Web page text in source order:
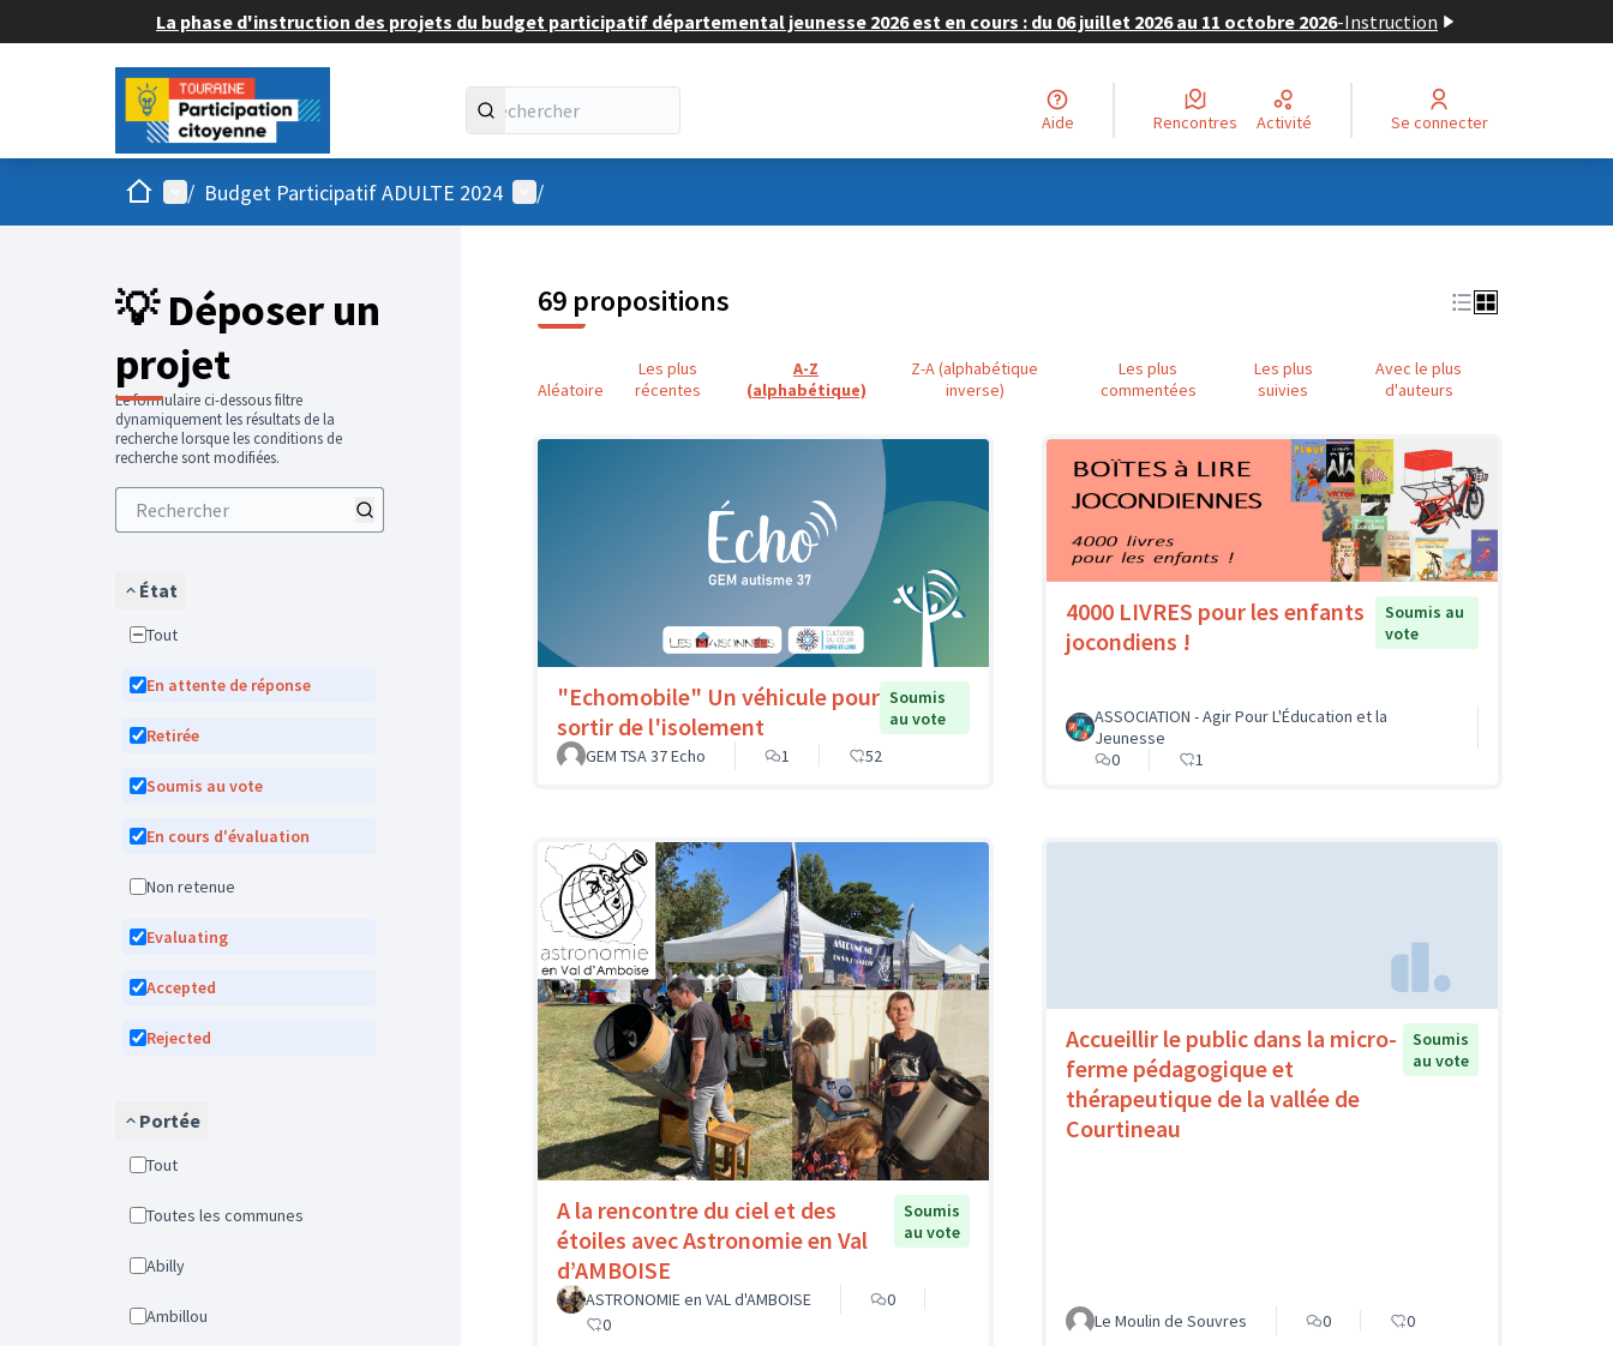
La phase d'instruction des projets du budget participatif départemental jeunesse 2026 est en cours : du 06 juillet 2026 au 11 octobre 2026-Instruction
Aide Rencontres Activité Se connecter
AccueilMenu principal
/ Budget Participatif ADULTE 2024 Menu utilisateur
/
💡 Déposer un
projet
Le formulaire ci-dessous filtre
dynamiquement les résultats de la
recherche lorsque les conditions de
recherche sont modifiées.
État
Tout
En attente de réponse
Retirée
Soumis au vote
En cours d'évaluation
Non retenue
Evaluating
Accepted
Rejected
Portée
Tout
Toutes les communes
Abilly
Ambillou
69 propositions
Aléatoire
Les plus
récentes
A-Z
(alphabétique)
Z-A (alphabétique
inverse)
Les plus
commentées
Les plus
suivies
Avec le plus
d'auteurs
"Echomobile" Un véhicule pour
sortir de l'isolement
Soumis
au vote
GEM TSA 37 Echo
1 52
4000 LIVRES pour les enfants
jocondiens !
Soumis au
vote
ASSOCIATION - Agir Pour L'Éducation et la
Jeunesse
0
1
A la rencontre du ciel et des
étoiles avec Astronomie en Val
d’AMBOISE
Soumis
au vote
ASTRONOMIE en VAL d'AMBOISE
0
0
Accueillir le public dans la micro-
ferme pédagogique et
thérapeutique de la vallée de
Courtineau
Soumis
au vote
Le Moulin de Souvres 0 0